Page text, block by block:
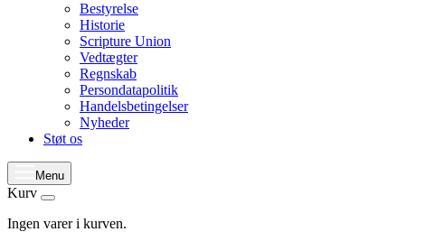
Bestyrelse
Historie
Scripture Union
Vedtægter
Regnskab
Persondatapolitik
Handelsbetingelser
Nyheder
Støt os
Menu
Kurv
Ingen varer i kurven.